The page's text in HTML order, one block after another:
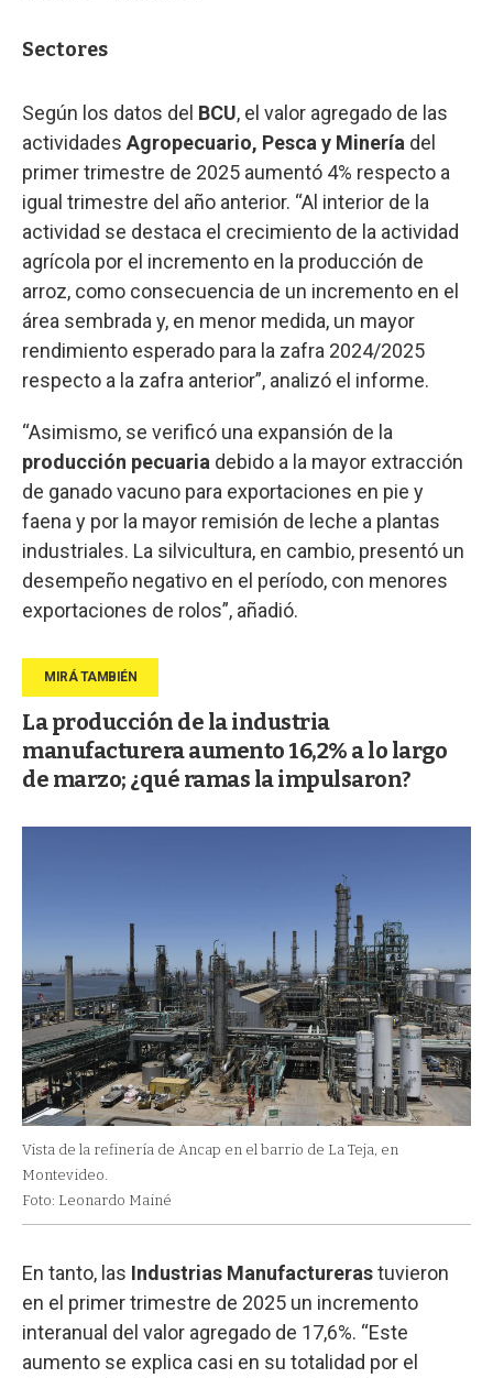
Sectores
Según los datos del BCU, el valor agregado de las
actividades Agropecuario, Pesca y Minería del
primer trimestre de 2025 aumentó 4% respecto a
igual trimestre del año anterior. “Al interior de la
actividad se destaca el crecimiento de la actividad
agrícola por el incremento en la producción de
arroz, como consecuencia de un incremento en el
área sembrada y, en menor medida, un mayor
rendimiento esperado para la zafra 2024/2025
respecto a la zafra anterior”, analizó el informe.
“Asimismo, se verificó una expansión de la
producción pecuaria debido a la mayor extracción
de ganado vacuno para exportaciones en pie y
faena y por la mayor remisión de leche a plantas
industriales. La silvicultura, en cambio, presentó un
desempeño negativo en el período, con menores
exportaciones de rolos”, añadió.
La producción de la industria
manufacturera aumento 16,2% a lo largo
de marzo; ¿qué ramas la impulsaron?
Vista de la refinería de Ancap en el barrio de La Teja, en
Montevideo.
Foto: Leonardo Mainé
En tanto, las Industrias Manufacturerastuvieron
en el primer trimestre de 2025 un incremento
interanual del valor agregado de 17,6%. “Este
aumento se explica casi en su totalidad por el